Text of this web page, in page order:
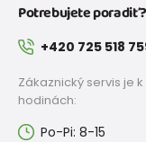
Potrebujete poradiť?
+420 725 518
Zákaznický servis je
hodinách:
Po-Pi: 8-15